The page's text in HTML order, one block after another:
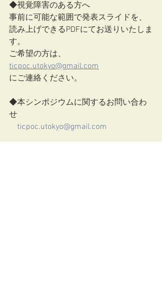
◆視覚障害のある方へ
事前に可能な範囲で発表スライドを、
読み上げできるPDFにてお送りいたしま
す。
ご希望の方は、
ticpoc.utokyo@gmail.com
にご連絡ください。
◆本シンポジウムに関するお問い合わ
せ
ticpoc.utokyo@gmail.com